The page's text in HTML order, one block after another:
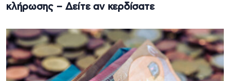
κλήρωσης – Δείτε αν κερδίσατε